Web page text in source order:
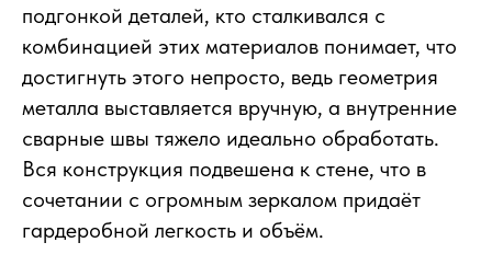
подгонкой деталей, кто сталкивался с
комбинацией этих материалов понимает, что
достигнуть этого непросто, ведь геометрия
металла выставляется вручную, а внутренние
сварные швы тяжело идеально обработать.
Вся конструкция подвешена к стене, что в
сочетании с огромным зеркалом придаёт
гардеробной легкость и объём.